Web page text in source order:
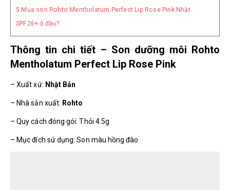
5 Mua son Rohto Mentholatum Perfect Lip Rose Pink Nhật
SPF26+ ở đâu?
Thông tin chi tiết – Son dưỡng môi Rohto
Mentholatum Perfect Lip Rose Pink
– Xuất xứ: Nhật Bản
– Nhà sản xuất: Rohto
– Quy cách đóng gói: Thỏi 4.5g
– Mục đích sử dụng: Son màu hồng đào